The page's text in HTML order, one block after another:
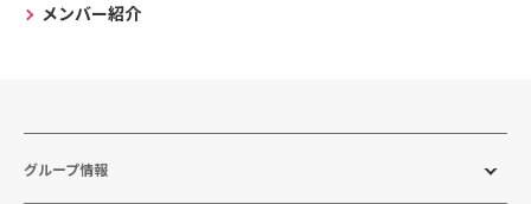
メンバー紹介
グループ情報